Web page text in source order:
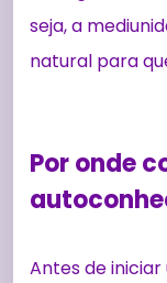
seja, a
natural para
Por onde
Antes de